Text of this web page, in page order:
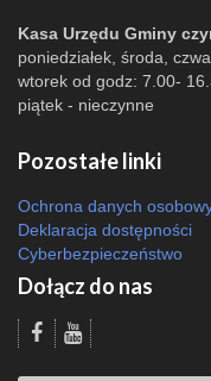
Kasa Urzędu Gminy
poniedziałek, środa,
wtorek od godz: 7.00-
piątek - nieczynne
Pozostałe linki
Ochrona danych
Deklaracja dostępności
Cyberbezpieczeństwo
Dołącz do nas